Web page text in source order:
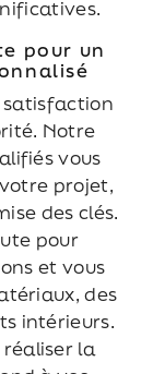
pour un
satisfaction
Notre
vous
projet,
des clés.
pour
et vous
des
intérieurs.
la